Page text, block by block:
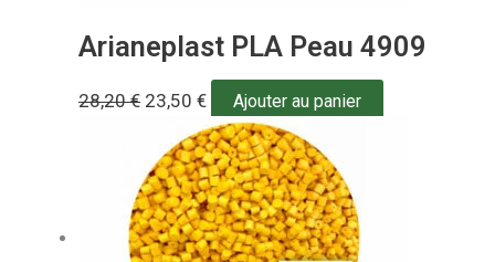
Arianeplast PLA Peau 4909
28,20€ 23,50 € Ajouter au panier